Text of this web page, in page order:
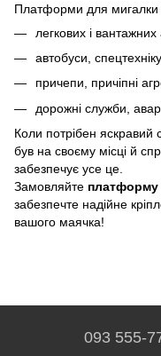
Платформи для мигалки
легкових і вантажних
автобуси,
причепи, причіпні
дорожні служби,
Коли потрібен яскравий
був на своєму місці й
забезпечує усе це.
Замовляйте платформу
забезпечте надійне
вашого маячка!
093 555-